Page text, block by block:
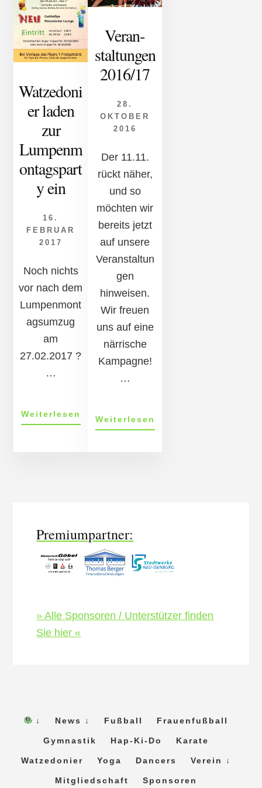
Watzedoni
er laden
zur
Lumpenm
ontagspart
y ein
16.
FEBRUAR
2017
Noch nichts
vor nach dem
Lumpenmont
agsumzug
am
27.02.2017 ?
…
Weiterlesen
laden
Ver­an­
stalt­ung­en
2016/17
28.
OKTOBER
2016
Der 11.11.
rückt näher,
und so
möchten wir
bereits jetzt
auf unsere
Veranstaltun
gen
hinweisen.
Wir freuen
uns auf eine
närrische
Kampagne!
…
Weiterlesen
an­
Premiumpartner:
» Alle Sponsoren / Unterstützer finden
Sie hier «
↓ News ↓ Fußball Frauenfußball
Gymnastik Hap-Ki-Do Karate
Watzedonier Yoga Dancers Verein ↓
Mitgliedschaft Sponsoren